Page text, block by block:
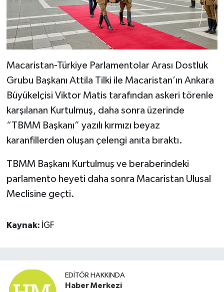
Macaristan-Türkiye Parlamentolar Arası Dostluk
Grubu Başkanı Attila Tilki ile Macaristan’ın Ankara
Büyükelçisi Viktor Matis tarafından askeri törenle
karşılanan Kurtulmuş, daha sonra üzerinde
“TBMM Başkanı” yazılı kırmızı beyaz
karanfillerden oluşan çelengi anıta bıraktı.
TBMM Başkanı Kurtulmuş ve beraberindeki
parlamento heyeti daha sonra Macaristan Ulusal
Meclisine geçti.
Kaynak: İGF
EDITÖR HAKKINDA
Haber Merkezi